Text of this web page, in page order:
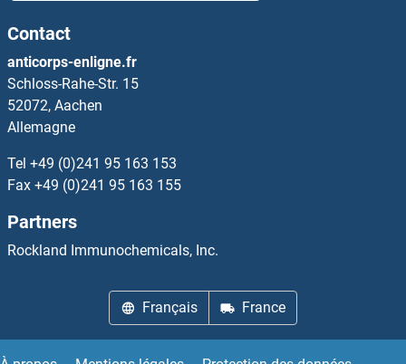
GALNT7 Anticorps
GALNT9 Anticorps
GALNTL1 Anticorps
GALNTL5 Anticorps
GALNTL6 Anticorps
GALR2 Anticorps
Contact
anticorps-enligne.fr
Schloss-Rahe-Str. 15
52072, Aachen
Allemagne
Tel +49 (0)241 95 163 153
Fax +49 (0)241 95 163 155
Partners
Rockland Immunochemicals, Inc.
Français France